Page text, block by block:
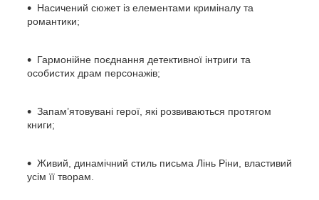
Насичений сюжет із елементами криміналу та
романтики;
Гармонійне поєднання детективної інтриги та
особистих драм персонажів;
Запам’ятовувані герої, які розвиваються протягом
книги;
Живий, динамічний стиль письма Лінь Ріни, властивий
усім її творам.